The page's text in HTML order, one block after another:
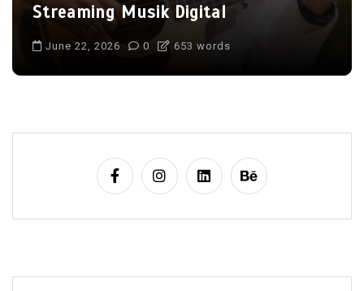
Streaming Musik Digital
June 22, 2026 0 653 words